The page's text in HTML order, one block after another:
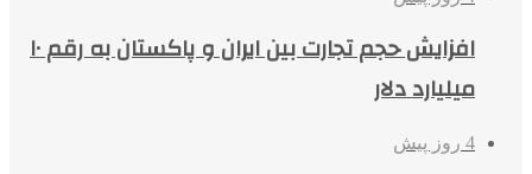
افزایش حجم تجارت بین ایران و پاکستان به رقم ۱۰
میلیارد دلار
4 روز پیش